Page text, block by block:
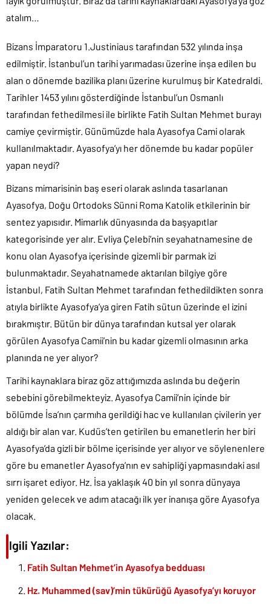
atalım…
Bizans İmparatoru 1.Justiniaus tarafından 532 yılında inşa
edilmiştir. İstanbul’un tarihi yarımadası üzerine inşa edilen bu
alan o dönemde bazilika planı üzerine kurulmuş bir Katedraldi.
Tarihler 1453 yılını gösterdiğinde İstanbul’un Osmanlı
tarafından fethedilmesi ile birlikte Fatih Sultan Mehmet burayı
camiye çevirmiştir. Günümüzde hala Ayasofya Cami olarak
kullanılmaktadır. Ayasofya’yı her dönemde bu kadar popüler
yapan neydi?
Bizans mimarisinin baş eseri olarak aslında tasarlanan
Ayasofya, Doğu Ortodoks Sünni Roma Katolik etkilerinin bir
sentez yapısıdır. Mimarlık dünyasında da başyapıtlar
kategorisinde yer alır. Evliya Çelebi’nin seyahatnamesine de
konu olan Ayasofya içerisinde gizemli bir parmak izi
bulunmaktadır. Seyahatnamede aktarılan bilgiye göre
İstanbul, Fatih Sultan Mehmet tarafından fethedildikten sonra
atıyla birlikte Ayasofya’ya giren Fatih sütun üzerinde el izini
bırakmıştır. Bütün bir dünya tarafından kutsal yer olarak
görülen Ayasofya Camii’nin bu kadar gizemli olmasının arka
planında ne yer alıyor?
Tarihi kaynaklara biraz göz attığımızda aslında bu değerin
sebebini görebilmekteyiz. Ayasofya Camii’nin içinde bir
bölümde İsa’nın çarmıha gerildiği hac ve kullanılan çivilerin yer
aldığı bir alan var. Kudüs’ten getirilen bu emanetlerin her biri
Ayasofya’da gizli bir bölme içerisinde yer alıyor ve söylenenlere
göre bu emanetler Ayasofya’nın ev sahipliği yapmasındaki asıl
sırrı işaret ediyor. Hz. İsa yaklaşık 40 bin yıl sonra dünyaya
yeniden gelecek ve adım atacağı ilk yer inanışa göre Ayasofya
olacak.
İlgili Yazılar:
Fatih Sultan Mehmet’in Ayasofya bedduası
Hz. Muhammed (sav)’min tükürüğü Ayasofya’yı koruyor